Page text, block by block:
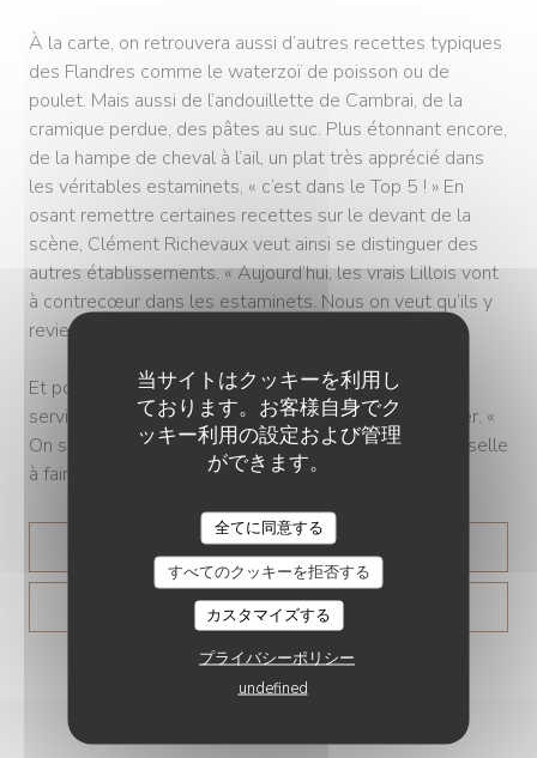
当サイトはクッキーを利用し
ております。お客様自身でク
ッキー利用の設定および管理
ができます。
全てに同意する
すべてのクッキーを拒否する
カスタマイズする
プライバシーポリシー
undefined
À la carte, on retrouvera aussi d’autres recettes typiques
des Flandres comme le waterzoï de poisson ou de
poulet. Mais aussi de l’andouillette de Cambrai, de la
cramique perdue, des pâtes au suc. Plus étonnant encore,
de la hampe de cheval à l’ail, un plat très apprécié dans
les véritables estaminets, « c’est dans le Top 5 ! » En
osant remettre certaines recettes sur le devant de la
scène, Clément Richevaux veut ainsi se distinguer des
autres établissements. « Aujourd’hui, les vrais Lillois vont
à contrecœur dans les estaminets. Nous on veut qu’ils y
reviennent avec plaisir. »
Et pour y passer du bon temps, quoi de mieux qu’un
service « sans chichi », avec un bol ed’ frites à partager. «
On sera comme à la maison, sauf qu’on n’a pas la vaisselle
à faire », lance le chef.
記事を読む((新しいウィンドウで開きます))
プレス記事を見る((新しいウィンドウで開きま